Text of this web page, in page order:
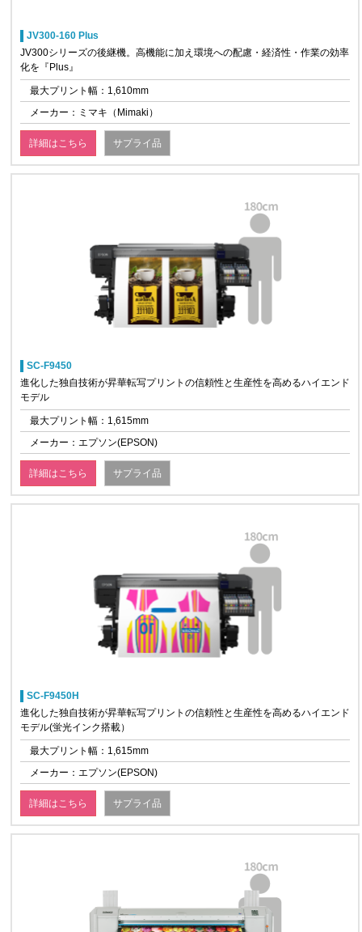
JV300-160 Plus
JV300シリーズの後継機。高機能に加え環境への配慮・経済性・作業の効率
化を『Plus』
最大プリント幅：1,610mm
メーカー：ミマキ（Mimaki）
詳細はこちら サプライ品
SC-F9450
進化した独自技術が昇華転写プリントの信頼性と生産性を高めるハイエンド
モデル
最大プリント幅：1,615mm
メーカー：エプソン(EPSON)
詳細はこちら サプライ品
SC-F9450H
進化した独自技術が昇華転写プリントの信頼性と生産性を高めるハイエンド
モデル(蛍光インク搭載）
最大プリント幅：1,615mm
メーカー：エプソン(EPSON)
詳細はこちら サプライ品